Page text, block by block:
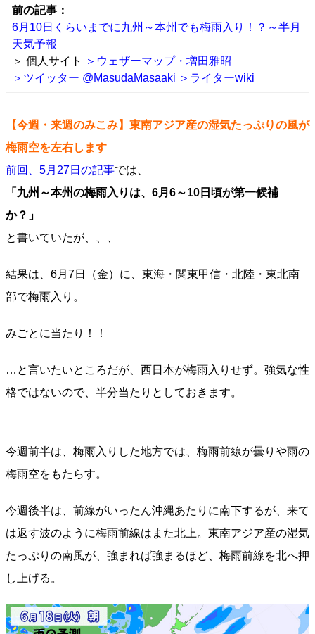
前の記事：
6月10日くらいまでに九州～本州でも梅雨入り！？～半月
天気予報
＞ 個人サイト
＞ウェザーマップ・増田雅昭
＞ツイッター @MasudaMasaaki ＞ライターwiki
【今週・来週のみこみ】東南アジア産の湿気たっぷりの風が
梅雨空を左右します
前回、5月27日の記事では、
「九州～本州の梅雨入りは、6月6～10日頃が第一候補
か？」
と書いていたが、、、
結果は、6月7日（金）に、東海・関東甲信・北陸・東北南
部で梅雨入り。
みごとに当たり！！
…と言いたいところだが、西日本が梅雨入りせず。強気な性
格ではないので、半分当たりとしておきます。
今週前半は、梅雨入りした地方では、梅雨前線が曇りや雨の
梅雨空をもたらす。
今週後半は、前線がいったん沖縄あたりに南下するが、来て
は返す波のように梅雨前線はまた北上。東南アジア産の湿気
たっぷりの南風が、強まれば強まるほど、梅雨前線を北へ押
し上げる。